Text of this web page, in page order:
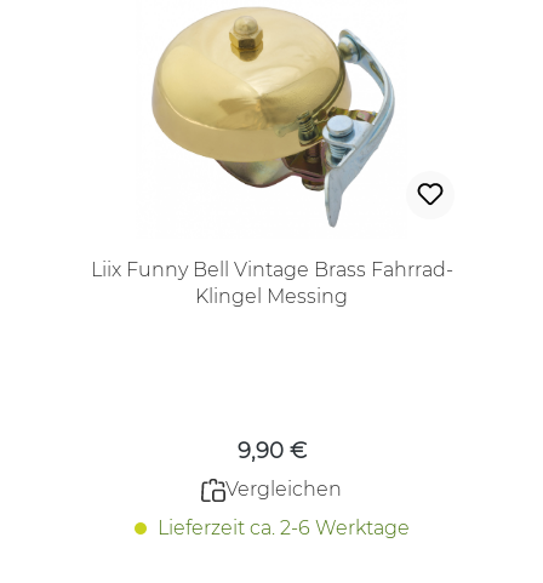
Liix Funny Bell Vintage Brass Fahrrad-
Klingel Messing
9,90 €
Vergleichen
Lieferzeit ca. 2-6 Werktage